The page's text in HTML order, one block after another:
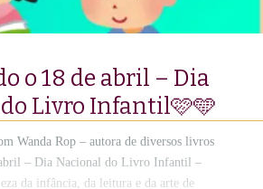
o 18 de abril – Dia
Livro Infantil🩷🩵
Wanda Rop – autora de diversos livros
– Dia Nacional do Livro Infantil –
da infância, da leitura e da arte de